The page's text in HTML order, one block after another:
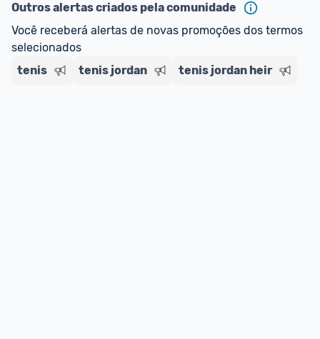
Outros alertas criados pela comunidade
Você receberá alertas de novas promoções dos termos
selecionados
tenis
tenis jordan tenis jordan heir